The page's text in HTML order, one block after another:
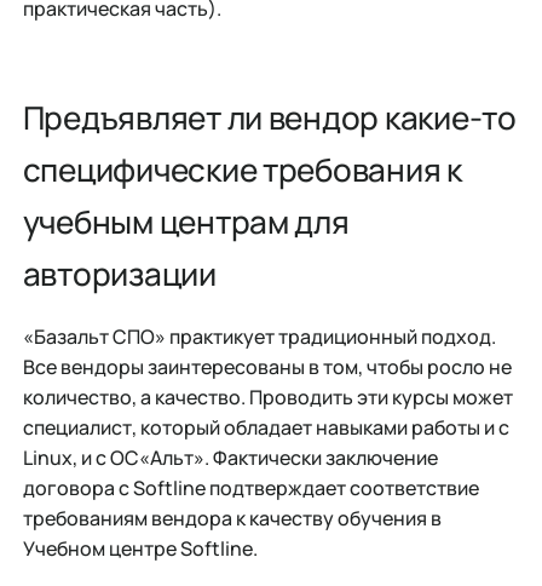
практическая часть).
Предъявляет ли вендор какие-то
специфические требования к
учебным центрам для
авторизации
«Базальт СПО» практикует традиционный подход.
Все вендоры заинтересованы в том, чтобы росло не
количество, а качество. Проводить эти курсы может
специалист, который обладает навыками работы и с
Linux, и с ОС«Альт». Фактически заключение
договора с Softline подтверждает соответствие
требованиям вендора к качеству обучения в
Учебном центре Softline.